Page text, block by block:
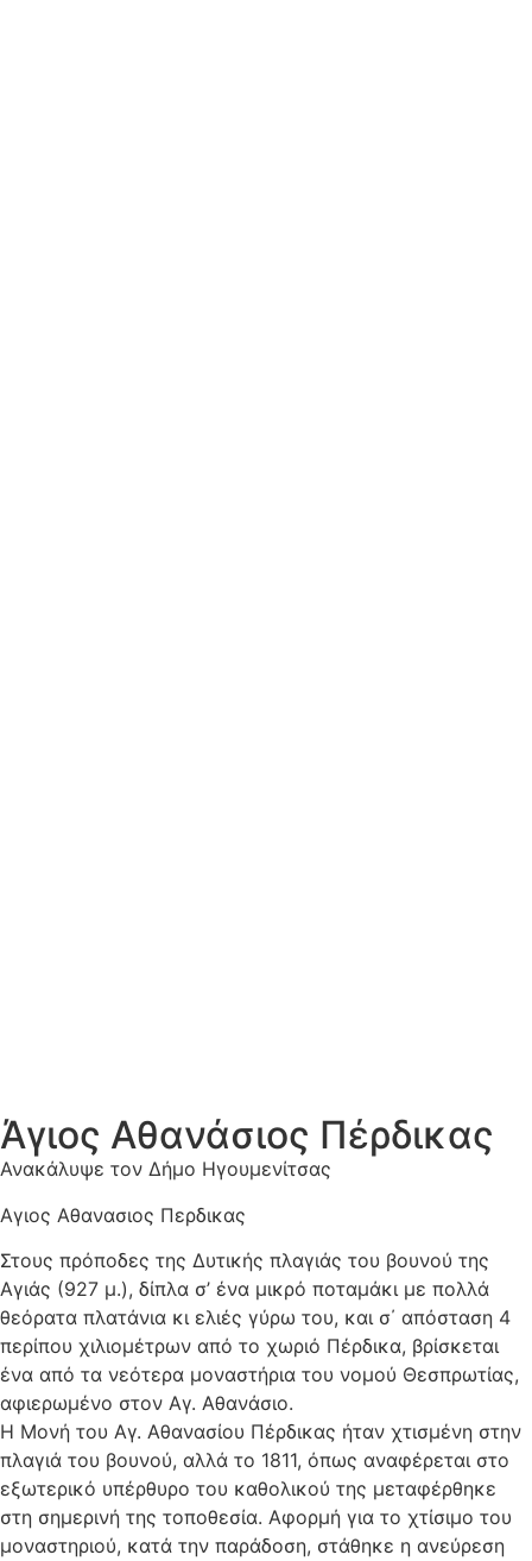
Άγιος Αθανάσιος Πέρδικας
Ανακάλυψε τον Δήμο Ηγουμενίτσας
Αγιος Αθανασιος Περδικας
Στους πρόποδες της Δυτικής πλαγιάς του βουνού της
Αγιάς (927 μ.), δίπλα σ’ ένα μικρό ποταμάκι με πολλά
θεόρατα πλατάνια κι ελιές γύρω του, και σ΄ απόσταση 4
περίπου χιλιομέτρων από το χωριό Πέρδικα, βρίσκεται
ένα από τα νεότερα μοναστήρια του νομού Θεσπρωτίας,
αφιερωμένο στον Αγ. Αθανάσιο.
Η Μονή του Αγ. Αθανασίου Πέρδικας ήταν χτισμένη στην
πλαγιά του βουνού, αλλά το 1811, όπως αναφέρεται στο
εξωτερικό υπέρθυρο του καθολικού της μεταφέρθηκε
στη σημερινή της τοποθεσία. Αφορμή για το χτίσιμο του
μοναστηριού, κατά την παράδοση, στάθηκε η ανεύρεση